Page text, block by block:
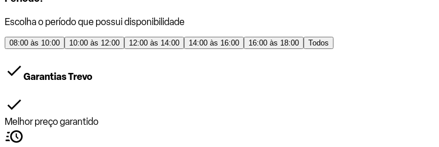
Escolha o período que possui disponibilidade
08:00 às 10:00 10:00 às 12:00 12:00 às 14:00 14:00 às 16:00 16:00 às 18:00 Todos
Garantias Trevo
Melhor preço garantido